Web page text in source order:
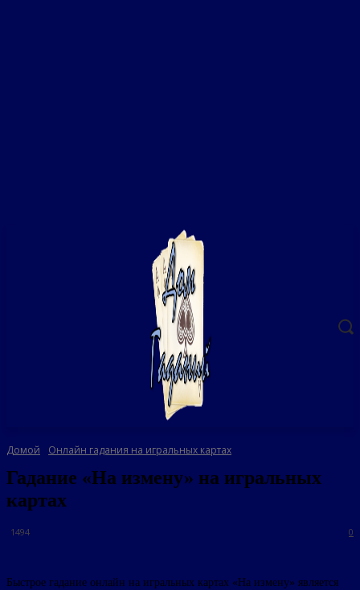
Домой Онлайн гадания на игральных картах
Гадание «На измену» на игральных
картах
0
1494
Быстрое гадание онлайн на игральных картах «На измену» является